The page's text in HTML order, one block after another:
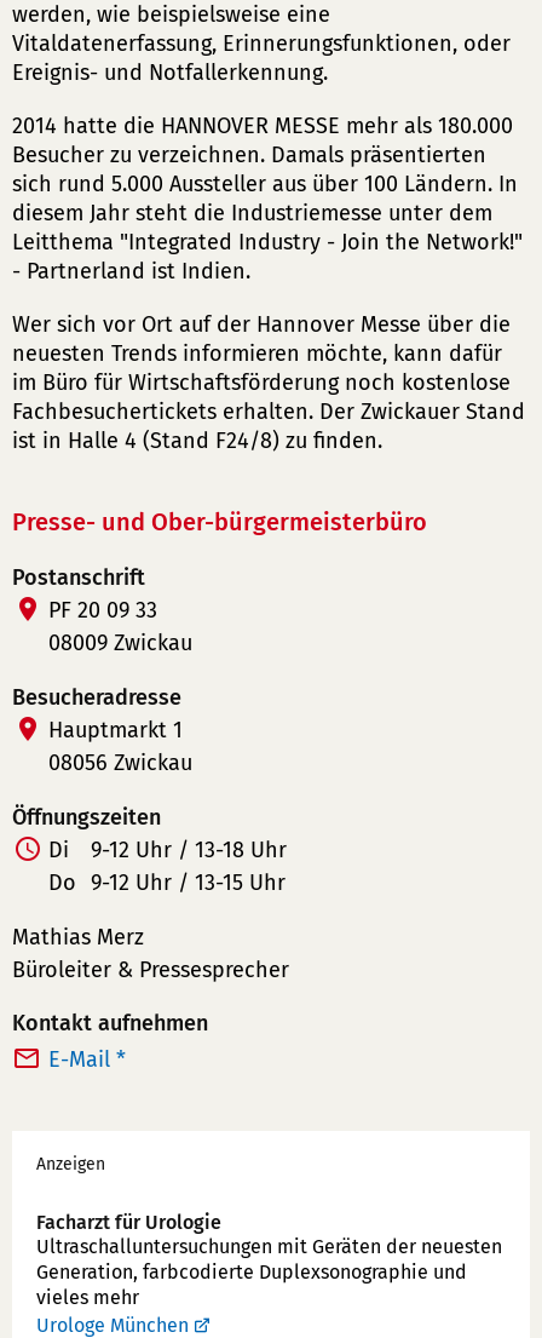
werden, wie beispielsweise eine
Vitaldatenerfassung, Erinnerungsfunktionen, oder
Ereignis- und Notfallerkennung.
2014 hatte die HANNOVER MESSE mehr als 180.000
Besucher zu verzeichnen. Damals präsentierten
sich rund 5.000 Aussteller aus über 100 Ländern. In
diesem Jahr steht die Industriemesse unter dem
Leitthema "Integrated Industry - Join the Network!"
- Partnerland ist Indien.
Wer sich vor Ort auf der Hannover Messe über die
neuesten Trends informieren möchte, kann dafür
im Büro für Wirtschaftsförderung noch kostenlose
Fachbesuchertickets erhalten. Der Zwickauer Stand
ist in Halle 4 (Stand F24/8) zu finden.
Presse- und Ober-bürgermeisterbüro
Postanschrift
PF 20 09 33
08009 Zwickau
Besucheradresse
Hauptmarkt 1
08056 Zwickau
Öffnungszeiten
Di
9-12 Uhr / 13-18 Uhr
Do 9-12 Uhr / 13-15 Uhr
Mathias Merz
Büroleiter & Pressesprecher
Kontakt aufnehmen
E-Mail *
Werbung
Anzeigen
Facharzt für Urologie
Ultraschallunter­suchungen mit Geräten der neuesten
Generation, farbcodierte Duplex­sonographie und
vieles mehr
Urologe München